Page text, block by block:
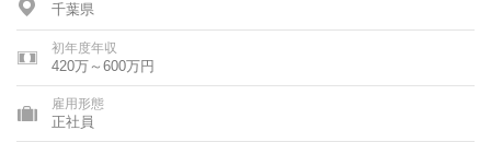
千葉県
初年度年収
420万～600万円
雇用形態
正社員